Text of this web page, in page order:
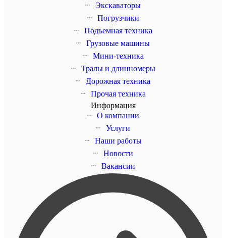
Экскаваторы
Погрузчики
Подъемная техника
Грузовые машины
Мини-техника
Тралы и длинномеры
Дорожная техника
Прочая техника
Информация
О компании
Услуги
Наши работы
Новости
Вакансии